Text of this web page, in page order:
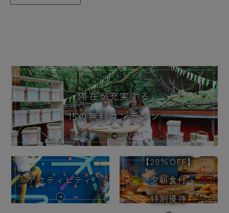
滞在が充実する
15の無料コンテンツ
アクティビティ
【20％OFF】
夕朝食付
特別優待